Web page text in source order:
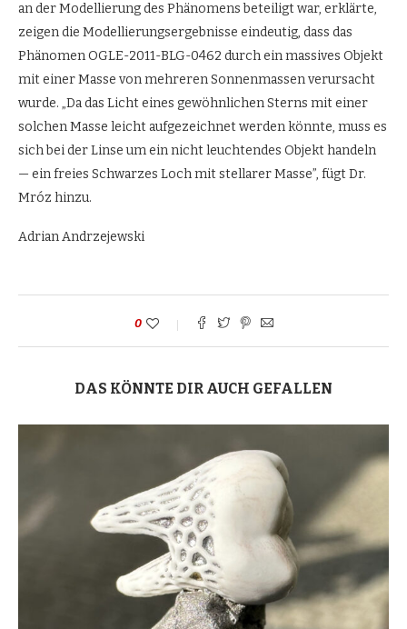
an der Modellierung des Phänomens beteiligt war, erklärte,
zeigen die Modellierungsergebnisse eindeutig, dass das
Phänomen OGLE-2011-BLG-0462 durch ein massives Objekt
mit einer Masse von mehreren Sonnenmassen verursacht
wurde. „Da das Licht eines gewöhnlichen Sterns mit einer
solchen Masse leicht aufgezeichnet werden könnte, muss es
sich bei der Linse um ein nicht leuchtendes Objekt handeln
— ein freies Schwarzes Loch mit stellarer Masse”, fügt Dr.
Mróz hinzu.
Adrian Andrzejewski
0
DAS KÖNNTE DIR AUCH GEFALLEN